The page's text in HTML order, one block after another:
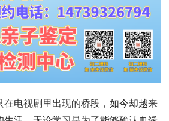
在电视剧里出现的桥段，如今却越来